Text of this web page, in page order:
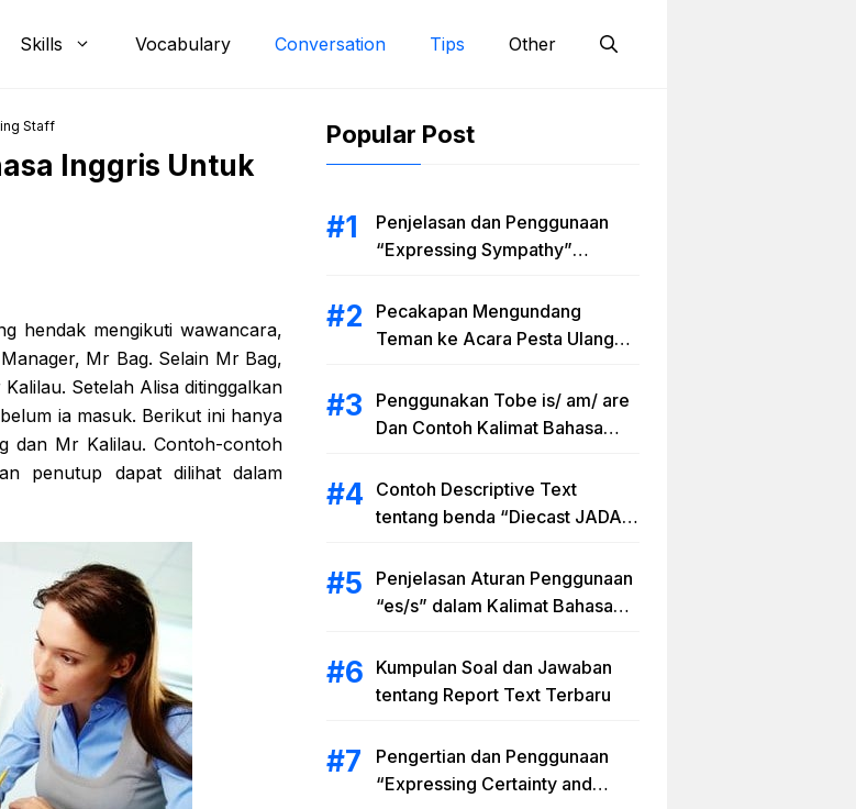
Skills Vocabulary Conversation Tips Other
Staff
Inggris Untuk
hendak mengikuti wawancara,
Mr Bag. Selain Mr Bag,
Setelah Alisa ditinggalkan
ia masuk. Berikut ini hanya
dan Mr Kalilau. Contoh-contoh
penutup dapat dilihat dalam
Popular Post
Penjelasan dan Penggunaan
“Expressing Sympathy”
dan Artinya
Pecakapan Mengundang
Teman ke Acara Pesta Ulang
Dalam Bahasa Inggris
Penggunakan Tobe is/ am/ are
Dan Contoh Kalimat Bahasa
Present Tense
Contoh Descriptive Text
tentang benda “Diecast JADA –
Penjelasan Aturan Penggunaan
“es/s” dalam Kalimat Bahasa
Kumpulan Soal dan Jawaban
tentang Report Text Terbaru
Pengertian dan Penggunaan
“Expressing Certainty and